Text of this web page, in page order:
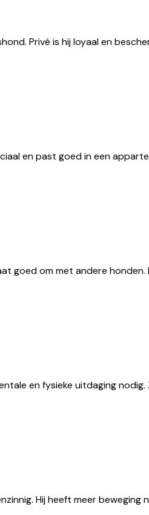
Privé is hij loyaal en
en past goed in een
goed om met andere
en fysieke uitdaging
Hij heeft meer